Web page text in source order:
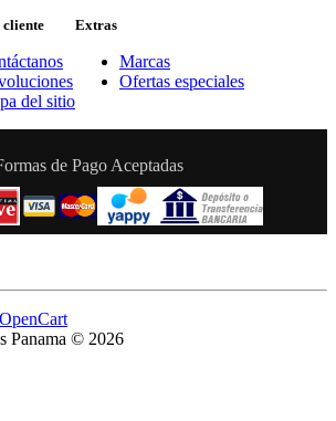
del sitio
Extras
Marcas
Ofertas especiales
de Pago Aceptadas
OpenCart
Panama © 2026